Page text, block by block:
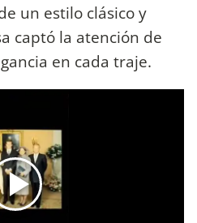
un estilo clásico y
captó la atención de
en cada traje.